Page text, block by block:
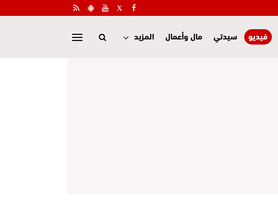
فيديو سيدتي مال وأعمال المزيد